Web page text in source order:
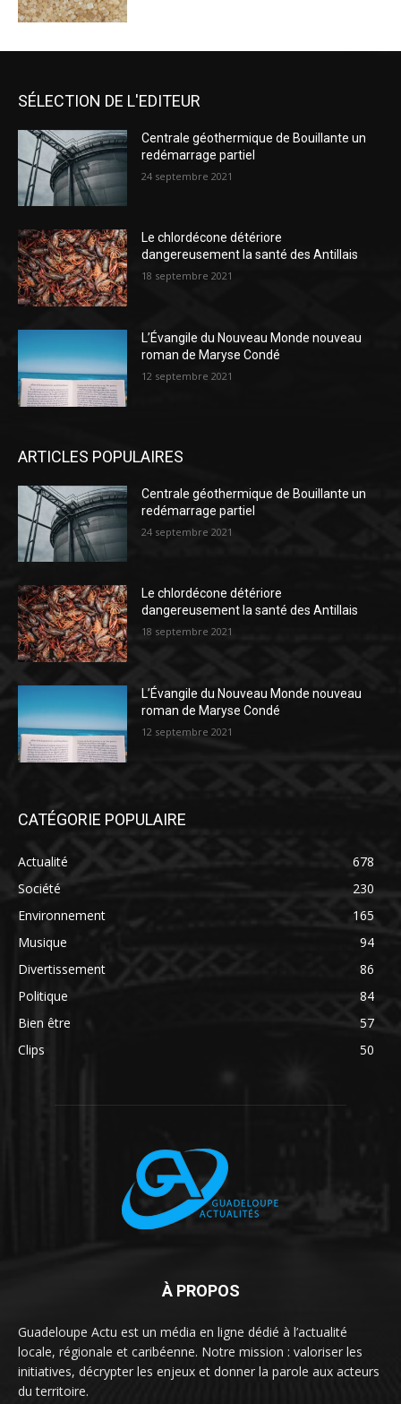
SÉLECTION DE L'EDITEUR
Centrale géothermique de Bouillante un
redémarrage partiel
24 septembre 2021
Le chlordécone détériore
dangereusement la santé des Antillais
18 septembre 2021
L’Évangile du Nouveau Monde nouveau
roman de Maryse Condé
12 septembre 2021
ARTICLES POPULAIRES
Centrale géothermique de Bouillante un
redémarrage partiel
24 septembre 2021
Le chlordécone détériore
dangereusement la santé des Antillais
18 septembre 2021
L’Évangile du Nouveau Monde nouveau
roman de Maryse Condé
12 septembre 2021
CATÉGORIE POPULAIRE
Actualité
678
Société
230
Environnement
165
Musique
94
Divertissement
86
Politique
84
Bien être
57
Clips
50
À PROPOS
Guadeloupe Actu est un média en ligne dédié à l’actualité
locale, régionale et caribéenne. Notre mission : valoriser les
initiatives, décrypter les enjeux et donner la parole aux acteurs
du territoire.